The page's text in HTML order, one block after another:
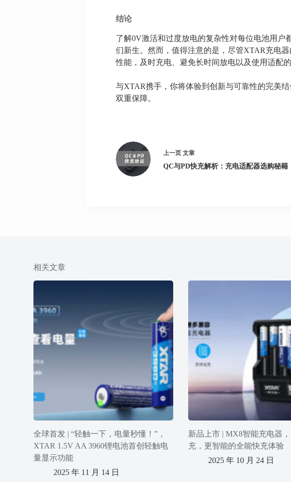
结论
了解0V激活和过度放电的复杂性对每位电池用户
们新生。然而，值得注意的是，尽管XTAR充电
性能，及时充电、避免长时间放电以及使用适配
与XTAR携手，你将体验到创新与可靠性的完美结
双重保障。
上一页 文章
QC与PD快充解析：充电适配器选购秘籍
相关文章
全球首发 | “轻触一下，电量秒懂！”，
XTAR 1.5V AA 3960锂电池首创轻触电
量显示功能
2025 年 11 月 14 日
新品上市 | MX8智能充电器
充，更智能的全能快充体验
2025 年 10 月 24 日